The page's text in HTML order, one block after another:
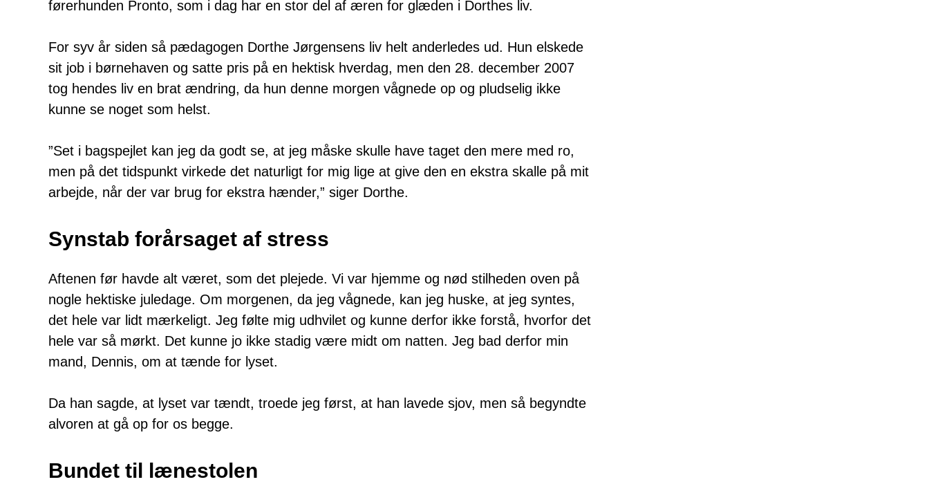
førerhunden Pronto, som i dag har en stor del af æren for glæden i Dorthes liv.
For syv år siden så pædagogen Dorthe Jørgensens liv helt anderledes ud. Hun elskede
sit job i børnehaven og satte pris på en hektisk hverdag, men den 28. december 2007
tog hendes liv en brat ændring, da hun denne morgen vågnede op og pludselig ikke
kunne se noget som helst.
”Set i bagspejlet kan jeg da godt se, at jeg måske skulle have taget den mere med ro,
men på det tidspunkt virkede det naturligt for mig lige at give den en ekstra skalle på mit
arbejde, når der var brug for ekstra hænder,” siger Dorthe.
Synstab forårsaget af stress
Aftenen før havde alt været, som det plejede. Vi var hjemme og nød stilheden oven på
nogle hektiske juledage. Om morgenen, da jeg vågnede, kan jeg huske, at jeg syntes,
det hele var lidt mærkeligt. Jeg følte mig udhvilet og kunne derfor ikke forstå, hvorfor det
hele var så mørkt. Det kunne jo ikke stadig være midt om natten. Jeg bad derfor min
mand, Dennis, om at tænde for lyset.
Da han sagde, at lyset var tændt, troede jeg først, at han lavede sjov, men så begyndte
alvoren at gå op for os begge.
Bundet til lænestolen